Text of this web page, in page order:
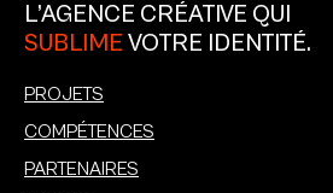
L’AGENCE CRÉATIVE QUI
SUBLIME VOTRE IDENTITÉ.
PROJETS
COMPÉTENCES
PARTENAIRES